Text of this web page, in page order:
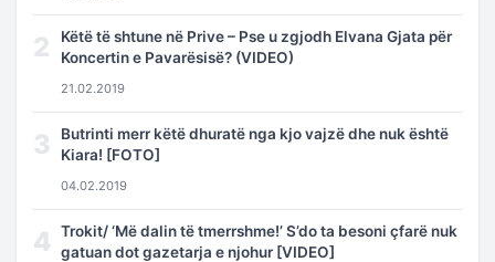
2
Këtë të shtune në Prive – Pse u zgjodh Elvana Gjata për
Koncertin e Pavarësisë? (VIDEO)
21.02.2019
3
Butrinti merr këtë dhuratë nga kjo vajzë dhe nuk është
Kiara! [FOTO]
04.02.2019
4
Trokit/ ‘Më dalin të tmerrshme!’ S’do ta besoni çfarë nuk
gatuan dot gazetarja e njohur [VIDEO]